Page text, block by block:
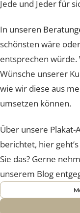
Beweggründe zu
Genauso wenig wie
schön ist. Wir sind
Schönheit etwas
Jede und Jeder für
In unseren
entsprechen
Wünsche unserer
wie wir diese aus
umsetzen können.
Über unsere